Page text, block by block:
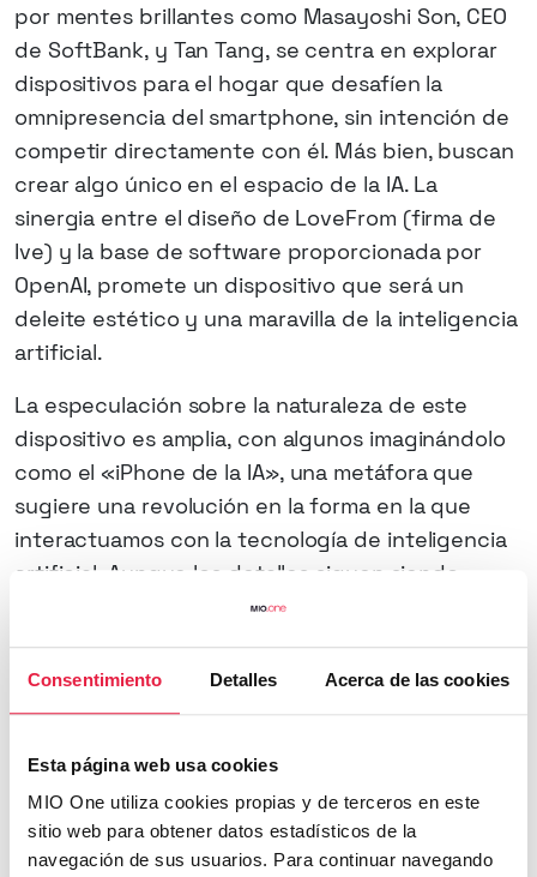
Consentimiento Detalles Acerca de las cookies
Esta página web usa cookies
MIO One utiliza cookies propias y de terceros en este
sitio web para obtener datos estadísticos de la
navegación de sus usuarios. Para continuar navegando
por mentes brillantes como Masayoshi Son, CEO
de SoftBank, y Tan Tang, se centra en explorar
dispositivos para el hogar que desafíen la
omnipresencia del smartphone, sin intención de
competir directamente con él. Más bien, buscan
crear algo único en el espacio de la IA. La
sinergia entre el diseño de LoveFrom (firma de
Ive) y la base de software proporcionada por
OpenAI, promete un dispositivo que será un
deleite estético y una maravilla de la inteligencia
artificial.
La especulación sobre la naturaleza de este
dispositivo es amplia, con algunos imaginándolo
como el «iPhone de la IA», una metáfora que
sugiere una revolución en la forma en la que
interactuamos con la tecnología de inteligencia
artificial. Aunque los detalles siguen siendo
escasos, el potencial de este proyecto para
introducir nuevas formas de interactuar con la IA
es inmenso.
perspectiva ante tal innovación se centra en el
imaginario de un teléfono móvil sin aplicaciones,
donde la interfaz es puramente conversacional.
Imagina un mundo donde, en lugar de deslizar y